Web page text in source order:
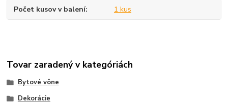
Počet kusov v balení 1 kus
Tovar zaradený v kategóriách
Bytové vône
Dekorácie